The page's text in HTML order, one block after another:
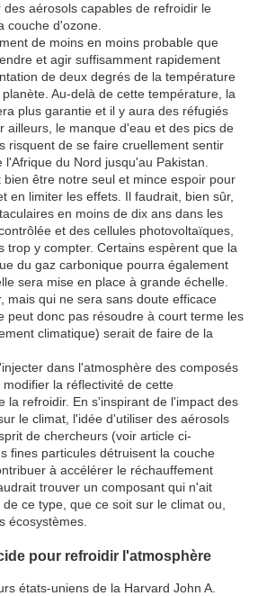
aérosols capables de refroidir le
couche d'ozone.
de moins en moins probable que
et agir suffisamment rapidement
de deux degrés de la température
Au-delà de cette température, la
plus garantie et il y aura des réfugiés
ailleurs, le manque d'eau et des pics de
risquent de se faire cruellement sentir
du Nord jusqu'au Pakistan.
être notre seul et mince espoir pour
en limiter les effets. Il faudrait, bien sûr,
en moins de dix ans dans les
et des cellules photovoltaïques,
trop y compter. Certains espèrent que la
du gaz carbonique pourra également
sera mise en place à grande échelle.
mais qui ne sera sans doute efficace
peut donc pas résoudre à court terme les
climatique) serait de faire de la
dans l'atmosphère des composés
la réflectivité de cette
la refroidir. En s'inspirant de l'impact des
le climat, l'idée d'utiliser des aérosols
de chercheurs (voir article ci-
fines particules détruisent la couche
à accélérer le réchauffement
trouver un composant qui n'ait
ce type, que ce soit sur le climat ou,
écosystèmes.
pour refroidir l'atmosphère
états-uniens de la Harvard John A.